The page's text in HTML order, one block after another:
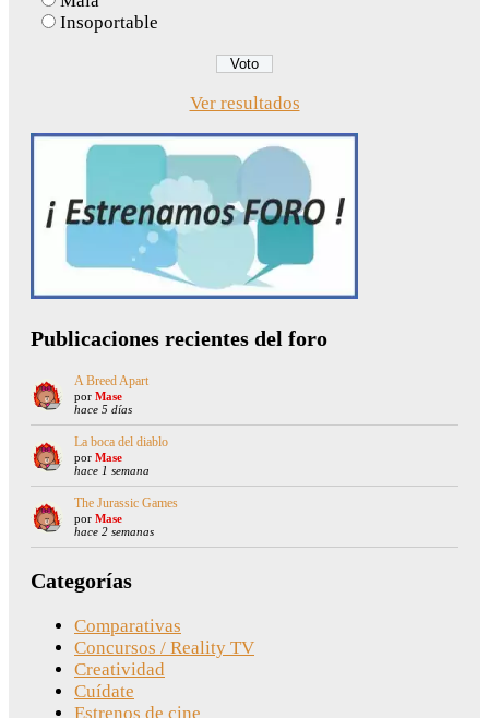
Insoportable
Ver resultados
Publicaciones recientes del foro
A Breed Apart
por Mase
hace 5 días
La boca del diablo
por Mase
hace 1 semana
The Jurassic Games
por Mase
hace 2 semanas
Categorías
Comparativas
Concursos / Reality TV
Creatividad
Cuídate
Estrenos de cine